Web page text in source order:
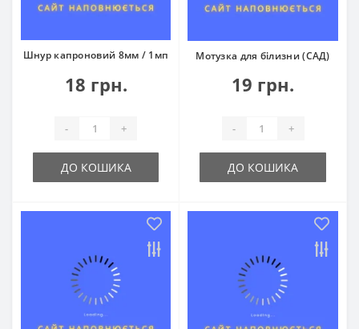
Шнур капроновий 8мм / 1мп
18 грн.
- +
ДО КОШИКА
Мотузка для білизни (САД)
19 грн.
- +
ДО КОШИКА